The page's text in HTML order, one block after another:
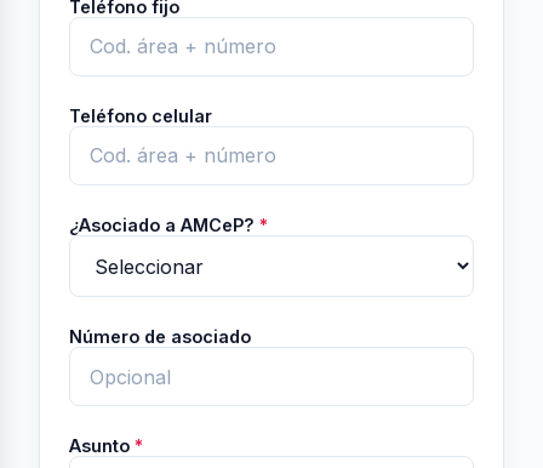
Teléfono fijo
Teléfono celular
¿Asociado a AMCeP? *
Número de asociado
Asunto *